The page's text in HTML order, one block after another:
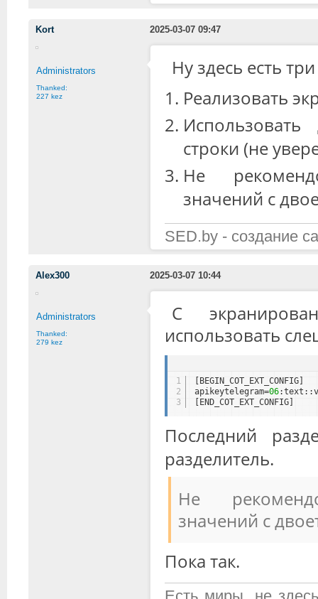
Kort 2025-03-07 09:47
Administrators
Thanked:
227 kez
Ну здесь есть
Реализовать
строки (не
Не
значений с
SED.by - создание
Alex300 2025-03-07 10:44
Administrators
Thanked:
279 kez
С
использовать
1
2
3
[BEGIN_COT_EXT_CONFIG]
apikeytelegram=06
[END_COT_EXT_CONFIG]
Последний
разделитель.
Не
значений с
Пока так.